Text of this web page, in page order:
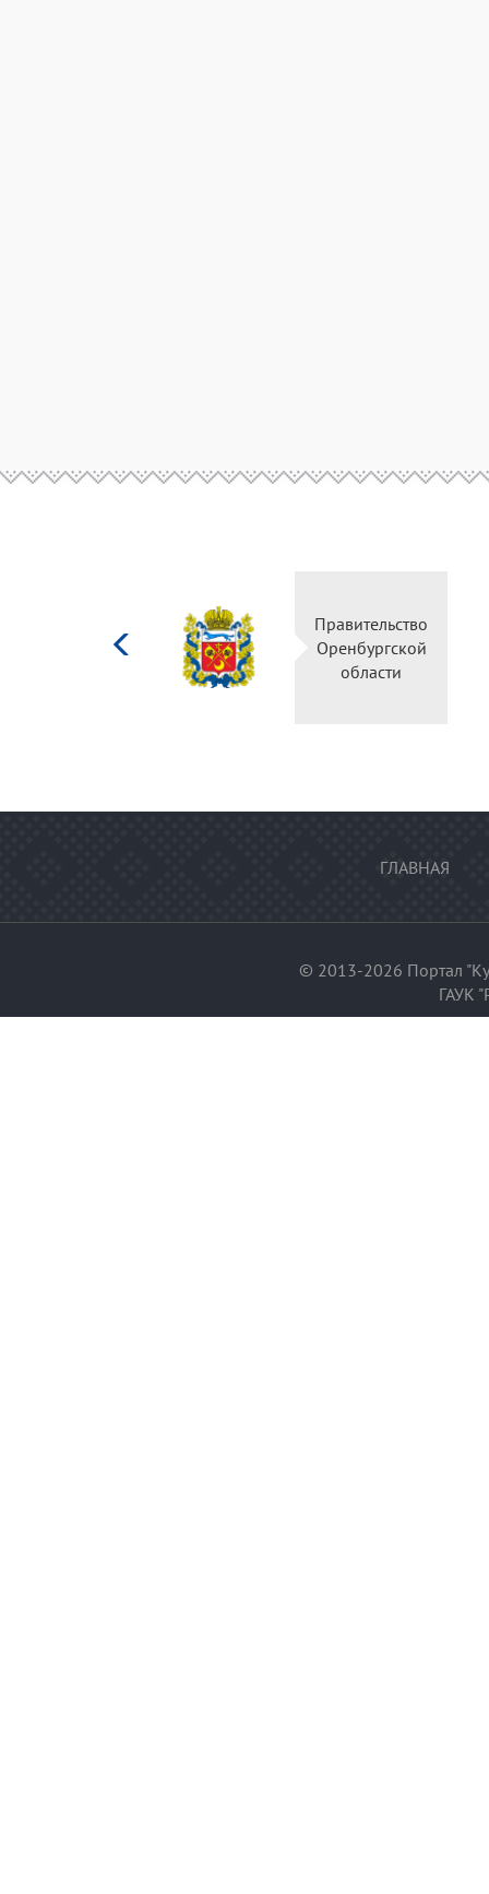
Министерство
культуры
Российской
федерации
ГЛАВНАЯ
© 2013-2026 Портал
ГАУК